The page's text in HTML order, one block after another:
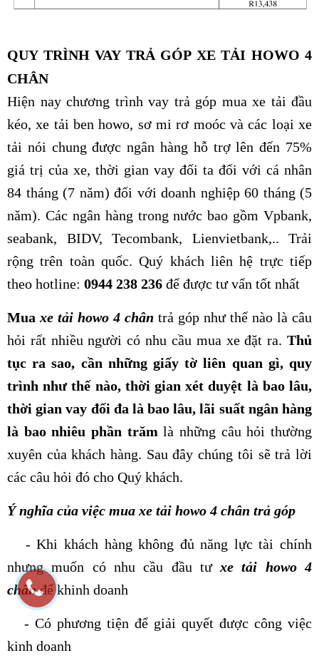
QUY TRÌNH VAY TRẢ GÓP XE TẢI HOWO 4
CHÂN
Hiện nay chương trình vay trả góp mua xe tải đầu
kéo, xe tải ben howo, sơ mi rơ moóc và các loại xe
tải nói chung được ngân hàng hỗ trợ lên đến 75%
giá trị của xe, thời gian vay đối ta đối với cá nhân
84 tháng (7 năm) đối với doanh nghiệp 60 tháng (5
năm). Các ngân hàng trong nước bao gồm Vpbank,
seabank, BIDV, Tecombank, Lienvietbank,.. Trải
rộng trên toàn quốc. Quý khách liên hệ trực tiếp
theo hotline: 0944 238 236 để được tư vấn tốt nhất
Mua xe tải howo 4 chân trả góp như thế nào là câu
hỏi rất nhiều người có nhu cầu mua xe đặt ra. Thủ
tục ra sao, cần những giấy tờ liên quan gì, quy
trình như thế nào, thời gian xét duyệt là bao lâu,
thời gian vay đối đa là bao lâu, lãi suất ngân hàng
là bao nhiêu phần trămlà những câu hỏi thường
xuyên của khách hàng. Sau đây chúng tôi sẽ trả lời
các câu hỏi đó cho Quý khách.
Ý nghĩa của việc mua xe tải howo 4 chân trả góp
- Khi khách hàng không đủ năng lực tài chính
nhưng muốn có nhu cầu đầu tưxe tải howo 4
chân để khinh doanh
- Có phương tiện để giải quyết được công việc
kinh doanh